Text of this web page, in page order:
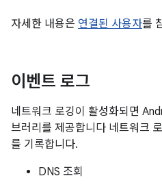
자세한 내용은 연결된 사용자를
이벤트 로그
네트워크 로깅이 활성화되면
브러리를 제공합니다 네트워크
를 기록합니다.
DNS 조회